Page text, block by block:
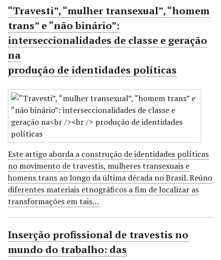
“Travesti”, “mulher transexual”, “homem
trans” e “não binário”:
interseccionalidades de classe e geração
na
produção de identidades políticas
Este artigo aborda a construção de identidades políticas
no movimento de travestis, mulheres transexuais e
homens trans ao longo da última década no Brasil. Reúno
diferentes materiais etnográficos a fim de localizar as
transformações em tais…
Inserção profissional de travestis no
mundo do trabalho: das